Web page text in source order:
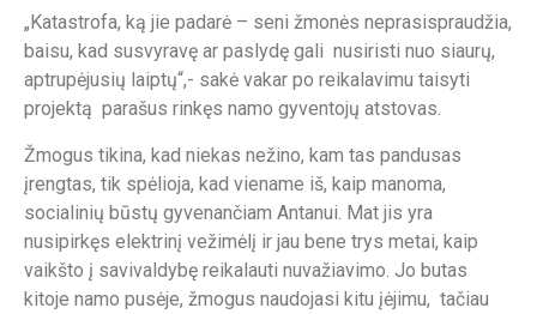
„Katastrofa, ką jie padarė – seni žmonės neprasispraudžia,
baisu, kad susvyravę ar paslydę gali nusiristi nuo siaurų,
aptrupėjusių laiptų“,- sakė vakar po reikalavimu taisyti
projektą parašus rinkęs namo gyventojų atstovas.
Žmogus tikina, kad niekas nežino, kam tas pandusas
įrengtas, tik spėlioja, kad viename iš, kaip manoma,
socialinių būstų gyvenančiam Antanui. Mat jis yra
nusipirkęs elektrinį vežimėlį ir jau bene trys metai, kaip
vaikšto į savivaldybę reikalauti nuvažiavimo. Jo butas
kitoje namo pusėje, žmogus naudojasi kitu įėjimu, tačiau